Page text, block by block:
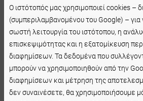
Προσφέρουμε διάφορους τύπους
εξτένσιονς βλεφαρίδωνγια να
την ποιότητα της εργασίας σας όσο
περισσότερο. Κάθε ένα από αυτά
Διαθέτουν εντελώς διαφορετικές
διευκολύνοντας τόσο τον
βλεφαρίδων όσο και την εφαρμογή
βλεφαρίδων. Τα τσιμπιδάκια μας
Ο ιστότοπός μας χρησιμοποιεί cookies –
(συμπεριλαμβανομένου του Google) – για
σωστή λειτουργία του ιστότοπου, η
επισκεψιμότητας και η εξατομίκευση
διαφημίσεων. Τα δεδομένα που
μπορούν να χρησιμοποιηθούν από την
διαφημίσεων και μέτρηση της
δεν συναινέσετε, θα χρησιμοποιήσουμε